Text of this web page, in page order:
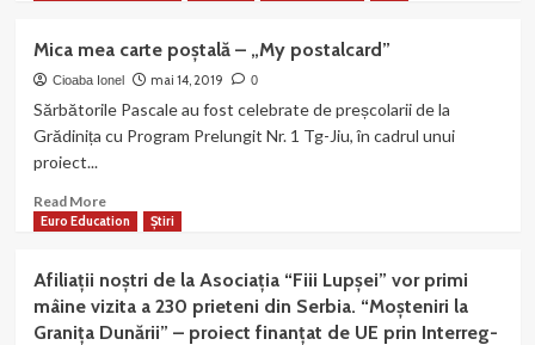
sportivă
organizată
de
echipa
noastră
Jiu!
Mica mea carte poștală – „My postalcard”
Cioaba Ionel mai 14, 2019 0
Sărbătorile Pascale au fost celebrate de preșcolarii de la
Grădinița cu Program Prelungit Nr. 1 Tg-Jiu, în cadrul unui
proiect...
Read MoreRead
more
mea
carte
poștală
Euro Education Știri
Afiliații noștri de la Asociația “Fiii Lupșei” vor primi
mâine vizita a 230 prieteni din Serbia. “Moșteniri la
Granița Dunării” – proiect finanțat de UE prin Interreg-